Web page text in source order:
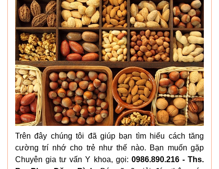
Trên đây chúng tôi đã giúp bạn tìm hiểu cách tăng
cường trí nhớ cho trẻ như thế nào. Bạn muốn gặp
Chuyên gia tư vấn Y khoa, gọi: 0986.890.216 - Ths.